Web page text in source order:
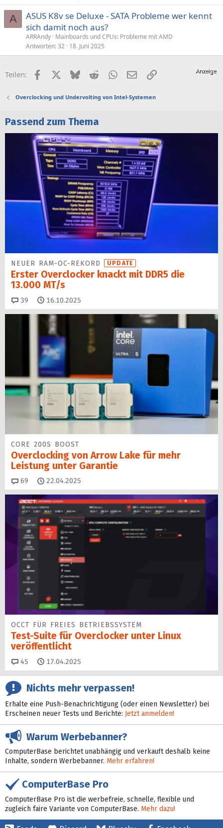
A
ASUS K8v se Deluxe - SATA Probleme wer kennt
sich damit noch aus?
ARRAndy Mainboards und CPUs: Probleme mit AMD
Antworten 32 18. Juni 2025
Teilen: FacebookX (Twitter)
BlueskyRedditWhatsApp
E-MailLink
Overclocking und Undervolting von Intel-Systemen
Passend zum Thema
NEUER RAM-OC-REKORD UPDATE
Erster Overclocker knackt mit DDR5 die
13.000 MT/s
39 Kommentare
16.10.2025
CORE 200S BOOST
Overclocking von Arrow Lake für mehr
Leistung unter Garantie
69 Kommentare
22.04.2025
OCCT FÜR FREIES BETRIEBSSYSTEM
Test-Suite für Overclocker unter Linux
veröffentlicht
45 Kommentare
17.04.2025
Nichts mehr verpassen!
Erhalte eine Push-Benachrichtigung (oder einen Newsletter) bei
Erscheinen neuer Tests und Berichte: Jetzt anmelden!
Warum Werbebanner?
ComputerBase berichtet unabhängig und verkauft deshalb keine
Inhalte, sondern Werbebanner. Mehr erfahren!
ComputerBase Pro
ComputerBase Pro ist die werbefreie, schnelle, flexible und
zugleich faire Variante von ComputerBase. Mehr dazu!